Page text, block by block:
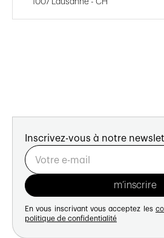
Inscrivez-vous à notre
En vous inscrivant vous acceptez les
politique de confidentialité